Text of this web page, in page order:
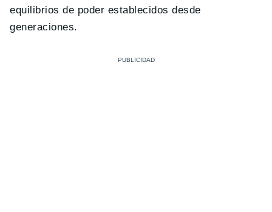
equilibrios de poder establecidos desde
generaciones.